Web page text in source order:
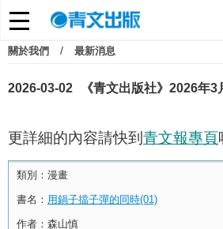
哆啦 柯南 寶可夢迷宮飯我推
朋友們，提高警覺！
關於我們 / 最新消息
2026-03-02 《青文出版社》2026年
更詳細的內容請快到 青文報專頁
類別： 漫畫
書名： 用鍋子擋子彈的同時(01)
作者： 森山慎